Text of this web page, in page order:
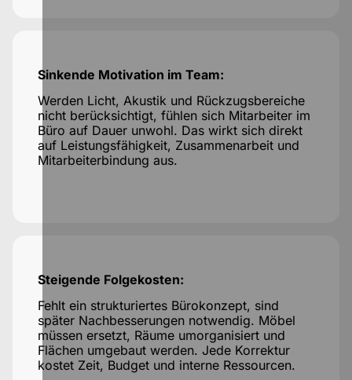
Sinkende Motivation im Team:
Werden Licht, Akustik und Rückzugsbereiche
nicht berücksichtigt, fühlen sich Mitarbeiter im
Büro auf Dauer unwohl. Das wirkt sich direkt
auf Leistungsfähigkeit, Zusammenarbeit und
Mitarbeiterbindung aus.
Steigende Folgekosten:
Fehlt ein strukturiertes Bürokonzept, sind
später Nachbesserungen notwendig. Möbel
müssen ersetzt, Räume umorganisiert und
Flächen umgebaut werden. Jede Korrektur
kostet Zeit, Budget und interne Ressourcen.